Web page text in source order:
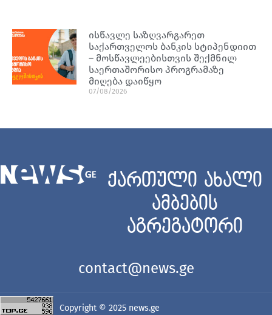
ისწავლე საზღვარგარეთ
საქართველოს ბანკის სტიპენდიით
– მოსწავლეებისთვის შექმნილ
საერთაშორისო პროგრამაზე
მიღება დაიწყო
07/08/2026
ქართული ახალი
ამბების
აგრეგატორი
contact@news.ge
Copyright © 2025 news.ge